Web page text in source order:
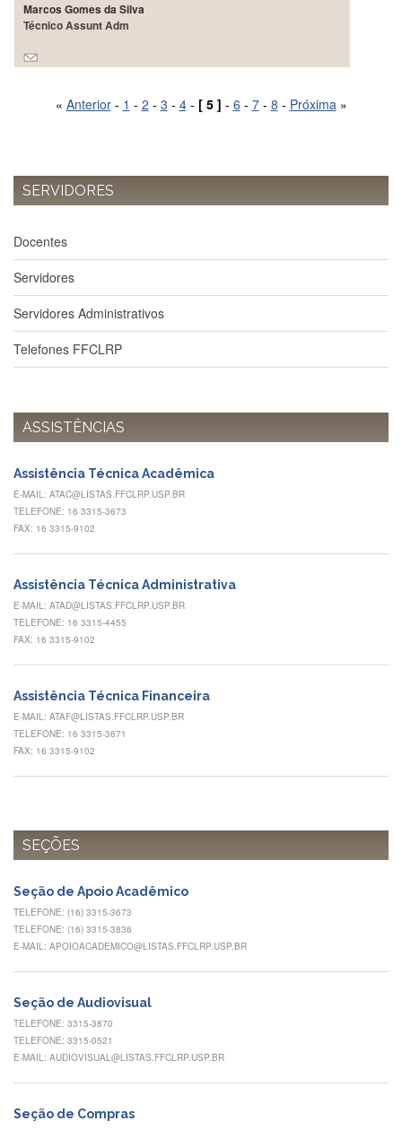
Diplomas
Disponíveis
Pró-
Sistema
Alunos
Apresentação
Online
Auxílio
à
Pró-
Comissão
graduação
Defesas
Diplomas
Formulários
Histórico
Normas
-
Dissertações
e
Teses
PAE
Twitter
PESQUISA
A
Comissão
de
Oportunidades
Infraestrutura
Marcos Gomes da Silva
Técnico Assunt Adm
« Anterior- 1 - 2 - 3 - 4- [ 5 ] - 6 - 7- 8 - Próxima»
SERVIDORES
Docentes
Servidores
Servidores Administrativos
Telefones FFCLRP
ASSISTÊNCIAS
Assistência Técnica Acadêmica
E-MAIL: ATAC@LISTAS.FFCLRP.USP.BR
TELEFONE: 16 3315-3673
FAX: 16 3315-9102
Assistência Técnica Administrativa
E-MAIL: ATAD@LISTAS.FFCLRP.USP.BR
TELEFONE: 16 3315-4455
FAX: 16 3315-9102
Assistência Técnica Financeira
E-MAIL: ATAF@LISTAS.FFCLRP.USP.BR
TELEFONE: 16 3315-3671
FAX: 16 3315-9102
SEÇÕES
Seção de Apoio Acadêmico
TELEFONE: (16) 3315-3673
TELEFONE: (16) 3315-3836
E-MAIL: APOIOACADEMICO@LISTAS.FFCLRP.USP.BR
Seção de Audiovisual
TELEFONE: 3315-3870
TELEFONE: 3315-0521
E-MAIL: AUDIOVISUAL@LISTAS.FFCLRP.USP.BR
Seção de Compras